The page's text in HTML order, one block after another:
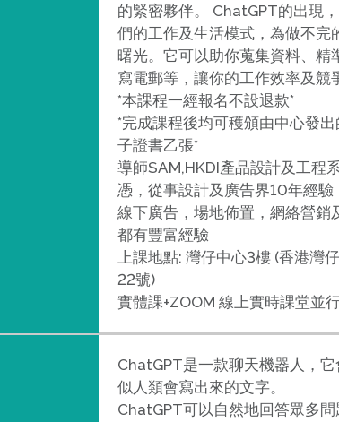
的緊密夥伴。 ChatGPT的出現
們的工作及生活模式，為做不完
曙光。它可以助你蒐集資料、精
寫電郵等，讓你的工作效率及競
*本課程一經報名不設退款*
*完成課程後均可穫頒由中心發
子證書乙張*
導師SAM,HKDI產品設計及工程
憑，從事設計及廣告界10年經驗
線下廣告，場地佈置，網絡營銷
都有豐富經驗
上課地點: 灣仔中心3樓 (香港灣
22號)
實體課+ZOOM 線上實時課堂並
ChatGPT是一款聊天機器人，
似人類會寫出來的文字。
ChatGPT可以自然地回答眾多問